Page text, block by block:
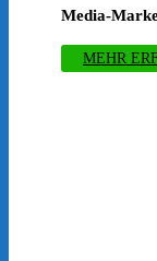
Media-
MEHR